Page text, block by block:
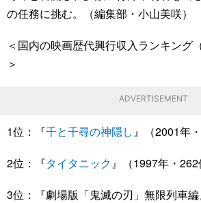
の任務に挑む。（編集部・小山美咲）
＜国内の映画歴代興行収入ランキング
＞
ADVERTISEMENT
1位：『千と千尋の神隠し 』（2001年
2位：『タイタニック』（1997年・262
3位：『劇場版「鬼滅の刃」無限列車